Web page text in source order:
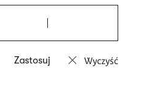
Wyczyść